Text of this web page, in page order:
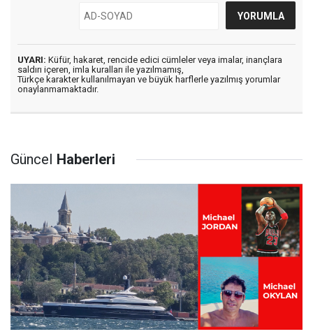
UYARI: Küfür, hakaret, rencide edici cümleler veya imalar, inançlara
saldırı içeren, imla kuralları ile yazılmamış,
Türkçe karakter kullanılmayan ve büyük harflerle yazılmış yorumlar
onaylanmamaktadır.
Güncel Haberleri